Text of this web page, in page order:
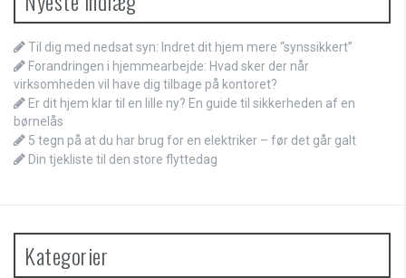
Til dig med nedsat syn: Indret dit hjem mere “synssikkert”
Forandringen i hjemmearbejde: Hvad sker der når
virksomheden vil have dig tilbage på kontoret?
Er dit hjem klar til en lille ny? En guide til sikkerheden af en
børnelås
5 tegn på at du har brug for en elektriker – før det går galt
Din tjekliste til den store flyttedag
Kategorier